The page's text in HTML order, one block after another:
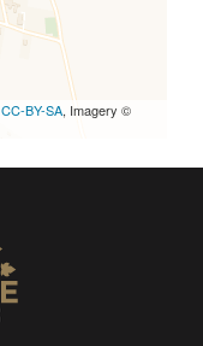
CC-BY-SA, Imagery ©